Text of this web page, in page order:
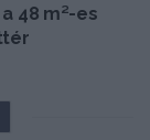
48 m²-es